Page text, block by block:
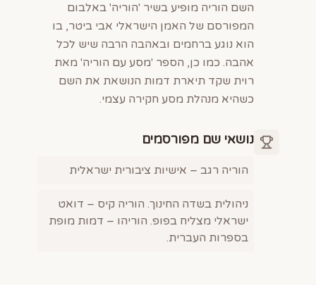
השם הוריה מופיע בשיר 'הוריה' באלבום
המפורסם של האמן הישראלי אבי ביטר, בו
הוא נוגע ברחמים ובאהבה הרבה שיש לכל
אהבה. כמו כן, הספר 'מסע עם הוריה' מאת
רוית שקד תיארת דמות הנושאת את השם
כשהיא מנהלת מסע חקירה עצמי.
נושאי שם מפורסמים
הוריה רגב – אישיות ציבורית ישראלית
ניהולית בשדה החינוך. הוריה קיס – דואט
ישראלי מצליח בפופ. הוריהו – דמות מופת
בספרות העברית.